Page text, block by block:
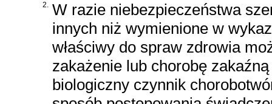
2. W razie niebezpieczeństwa
innych niż wymienione w
właściwy do spraw zdrowia
zakażenie lub chorobę
biologiczny czynnik